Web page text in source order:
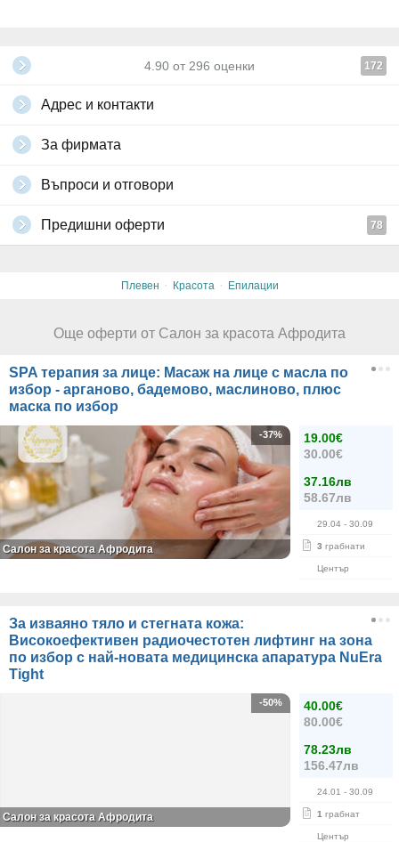
4.90 от 296 оценки 172
Адрес и контакти
За фирмата
Въпроси и отговори
Предишни оферти 78
Плевен · Красота · Епилации
Още оферти от Салон за красота Афродита
SPA терапия за лице: Масаж на лице с масла по
избор - арганово, бадемово, маслиново, плюс
маска по избор
19.00€
30.00€
37.16лв
58.67лв
29.04 - 30.09
3 грабнати
Център
-37%
Салон за красота Афродита
За изваяно тяло и стегната кожа:
Високоефективен радиочестотен лифтинг на зона
по избор с най-новата медицинска апаратура NuEra
Tight
40.00€
80.00€
78.23лв
156.47лв
24.01 - 30.09
1 грабнат
Център
-50%
Салон за красота Афродита